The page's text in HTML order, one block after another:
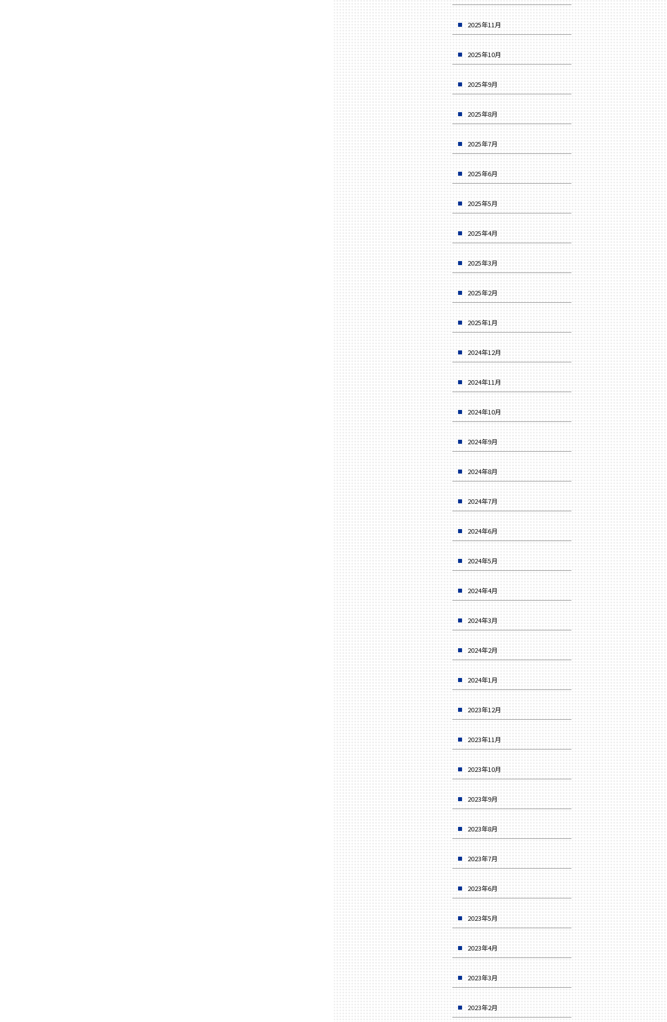
2025年11月
2025年10月
2025年9月
2025年8月
2025年7月
2025年6月
2025年5月
2025年4月
2025年3月
2025年2月
2025年1月
2024年12月
2024年11月
2024年10月
2024年9月
2024年8月
2024年7月
2024年6月
2024年5月
2024年4月
2024年3月
2024年2月
2024年1月
2023年12月
2023年11月
2023年10月
2023年9月
2023年8月
2023年7月
2023年6月
2023年5月
2023年4月
2023年3月
2023年2月